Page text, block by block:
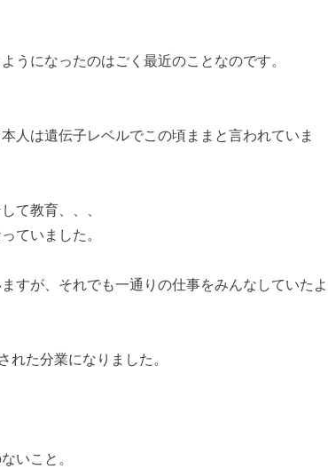
うになったのはごく最近のことなのです。
人は遺伝子レベルでこの頃ままと言われていま
て教育、、、
ていました。
すが、それでも一通りの仕事をみんなしていたよ
た分業になりました。
いこと。